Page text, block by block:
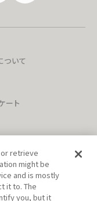
ついて
ート
retrieve
might be
and is mostly
it to. The
you, but it